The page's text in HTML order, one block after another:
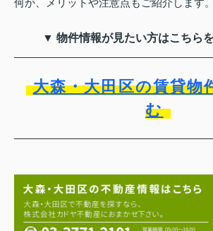
▼ 物件情報が見たい方はこちら
大森・大田区の賃貸物
む